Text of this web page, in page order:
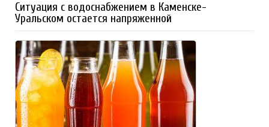
Ситуация с водоснабжением в Каменске-
Уральском остается напряженной